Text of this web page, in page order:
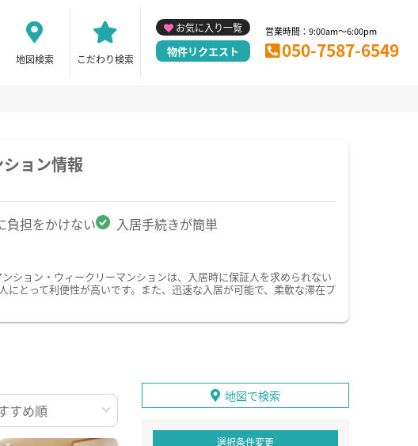
地図検索 こだわり検索
お気に入り一覧
物件リクエスト
営業時間：9:00am～6:00pm
050-7587-6549
ョン情報
負担をかけない 入居手続きが簡単
ション・ウィークリーマンションは、入居時に保証人を求められない
とって利便性が高いです。また、迅速な入居が可能で、柔軟な滞在プ
地図で検索
選択条件変更